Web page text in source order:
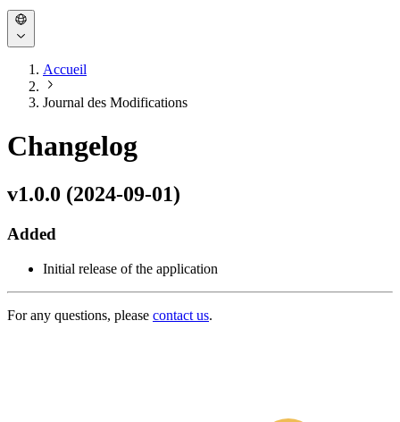
Accueil
Journal des Modifications
Changelog
v1.0.0 (2024-09-01)
Added
Initial release of the application
For any questions, please contact us.